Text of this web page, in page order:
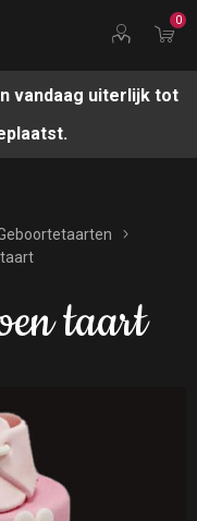
0
vandaag uiterlijk tot
taart